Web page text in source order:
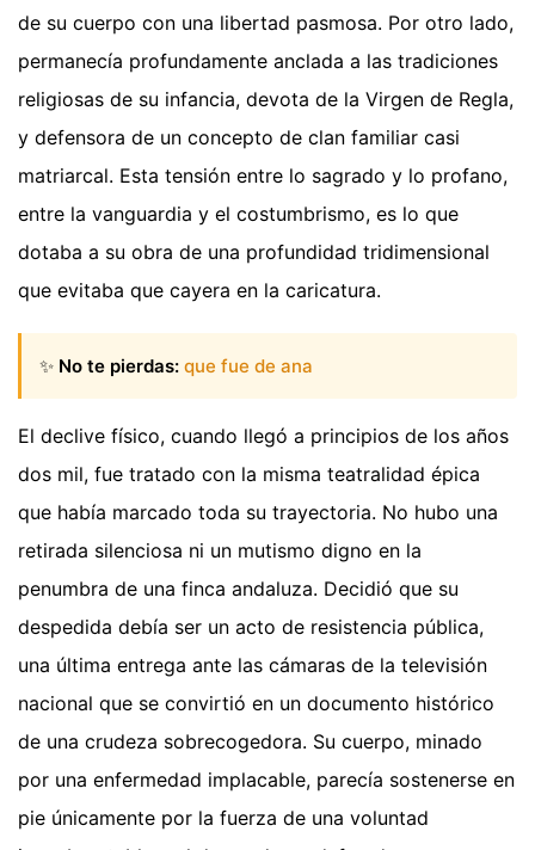
de su cuerpo con una libertad pasmosa. Por otro lado,
permanecía profundamente anclada a las tradiciones
religiosas de su infancia, devota de la Virgen de Regla,
y defensora de un concepto de clan familiar casi
matriarcal. Esta tensión entre lo sagrado y lo profano,
entre la vanguardia y el costumbrismo, es lo que
dotaba a su obra de una profundidad tridimensional
que evitaba que cayera en la caricatura.
✨ No te pierdas: que fue de ana
El declive físico, cuando llegó a principios de los años
dos mil, fue tratado con la misma teatralidad épica
que había marcado toda su trayectoria. No hubo una
retirada silenciosa ni un mutismo digno en la
penumbra de una finca andaluza. Decidió que su
despedida debía ser un acto de resistencia pública,
una última entrega ante las cámaras de la televisión
nacional que se convirtió en un documento histórico
de una crudeza sobrecogedora. Su cuerpo, minado
por una enfermedad implacable, parecía sostenerse en
pie únicamente por la fuerza de una voluntad